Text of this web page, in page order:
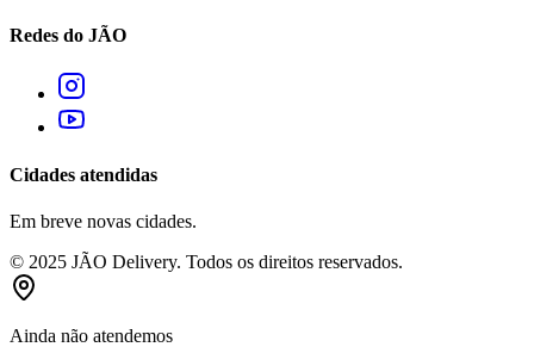
Redes do JÃO
Cidades atendidas
Em breve novas cidades.
© 2025 JÃO Delivery. Todos os direitos reservados.
Ainda não atendemos